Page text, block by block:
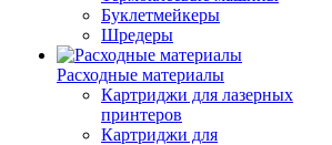
Буклетмейкеры
Шредеры
Расходные материалы
Картриджи для лазерных
принтеров
Картриджи для